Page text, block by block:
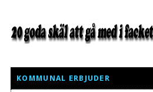
KOMMUNAL ERBJUDER